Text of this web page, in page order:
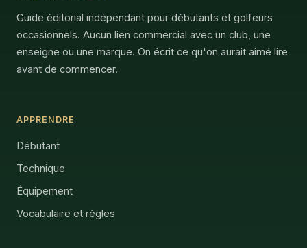
Guide éditorial indépendant pour débutants et golfeurs
occasionnels. Aucun lien commercial avec un club, une
enseigne ou une marque. On écrit ce qu'on aurait aimé lire
avant de commencer.
APPRENDRE
Débutant
Technique
Équipement
Vocabulaire et règles